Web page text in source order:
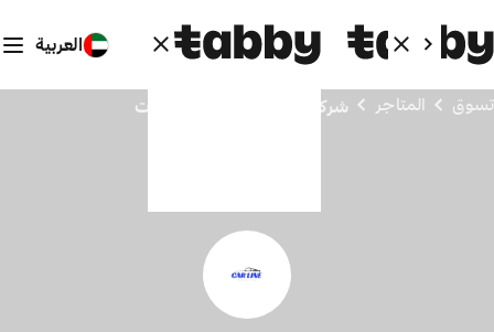
العربية
تسوق المتاجر شركة كار لاين لتأجير السيارات